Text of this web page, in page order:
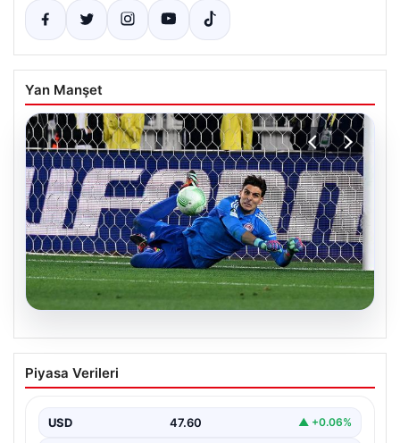
Yan Manşet
Acun Ilıcalı’nın Hull City’e Yaptığı Tarihi
Transfer Hareketi
kaderini değiştiren önemli adımlar olarak öne çıkar.
Hull…
Piyasa Verileri
USD 47.60 ▲ +0.06%